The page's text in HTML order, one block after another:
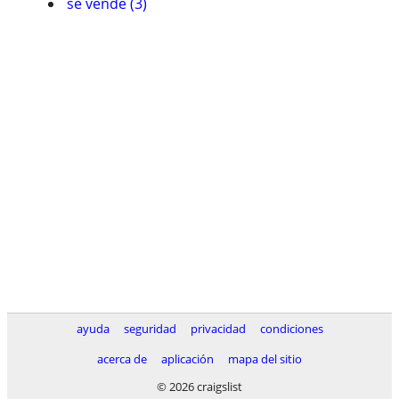
ayuda seguridad privacidad
condiciones
acerca de
aplicación
mapa del sitio
© 2026 craigslist